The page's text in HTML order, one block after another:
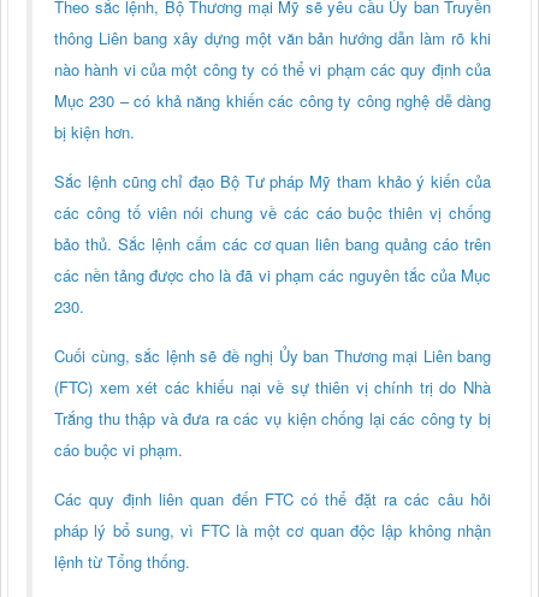
Theo sắc lệnh, Bộ Thương mại Mỹ sẽ yêu cầu Ủy ban Truyền
thông Liên bang xây dựng một văn bản hướng dẫn làm rõ khi
nào hành vi của một công ty có thể vi phạm các quy định của
Mục 230 – có khả năng khiến các công ty công nghệ dễ dàng
bị kiện hơn.
Sắc lệnh cũng chỉ đạo Bộ Tư pháp Mỹ tham khảo ý kiến của
các công tố viên nói chung về các cáo buộc thiên vị chống
bảo thủ. Sắc lệnh cấm các cơ quan liên bang quảng cáo trên
các nền tảng được cho là đã vi phạm các nguyên tắc của Mục
230.
Cuối cùng, sắc lệnh sẽ đề nghị Ủy ban Thương mại Liên bang
(FTC) xem xét các khiếu nại về sự thiên vị chính trị do Nhà
Trắng thu thập và đưa ra các vụ kiện chống lại các công ty bị
cáo buộc vi phạm.
Các quy định liên quan đến FTC có thể đặt ra các câu hỏi
pháp lý bổ sung, vì FTC là một cơ quan độc lập không nhận
lệnh từ Tổng thống.